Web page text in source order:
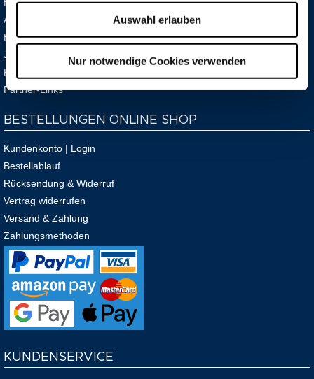
Auswahl erlauben
Nur notwendige Cookies verwenden
Hilfe & FAQ
Anfahrt
Haus- und Badeordnung
Jobs
Presse
Partner-Links
BESTELLUNGEN ONLINE SHOP
Kundenkonto | Login
Bestellablauf
Rücksendung & Widerruf
Vertrag widerrufen
Versand & Zahlung
Zahlungsmethoden
KUNDENSERVICE